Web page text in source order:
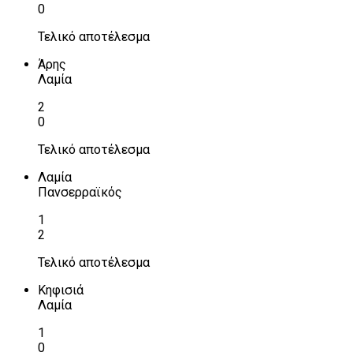
0
Τελικό αποτέλεσμα
Άρης
Λαμία
2
0
Τελικό αποτέλεσμα
Λαμία
Πανσερραϊκός
1
2
Τελικό αποτέλεσμα
Κηφισιά
Λαμία
1
0